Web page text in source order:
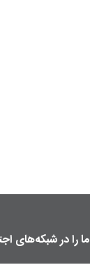
ما را در شبکه‌های